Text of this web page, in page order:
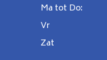
Ma tot Do:
Vr
Zat